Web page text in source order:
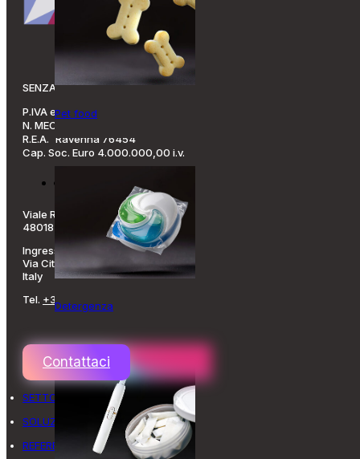
Pet food
Detergenza
SENZANI BREVETTI S.p.A.
P.IVA e C.F. 00082770397
N. MECC. RA 00850
R.E.A. Ravenna 76454
Cap. Soc. Euro 4.000.000,00 i.v.
Viale Risorgimento, 13/15
48018 Faenza (RA) ITALY
Ingresso (navigatore):
Via Cittadini, 2 – 48018 Faenza (RA)
Italy
Tel. +39 0546 624011
Contattaci
SETTORI
SOLUZIONI
REFERENZE